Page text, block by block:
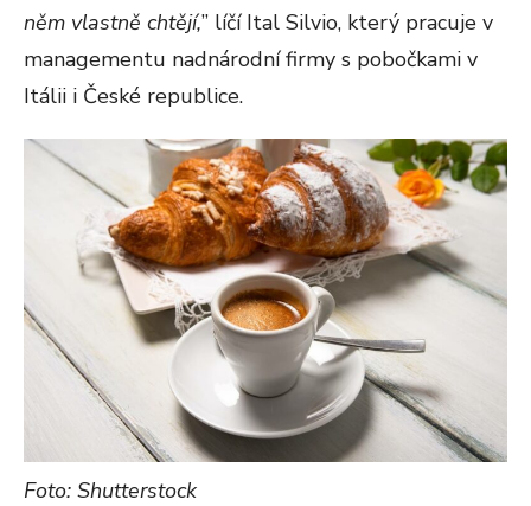
něm vlastně chtějí,” líčí Ital Silvio, který pracuje v
managementu nadnárodní firmy s pobočkami v
Itálii i České republice.
Foto: Shutterstock